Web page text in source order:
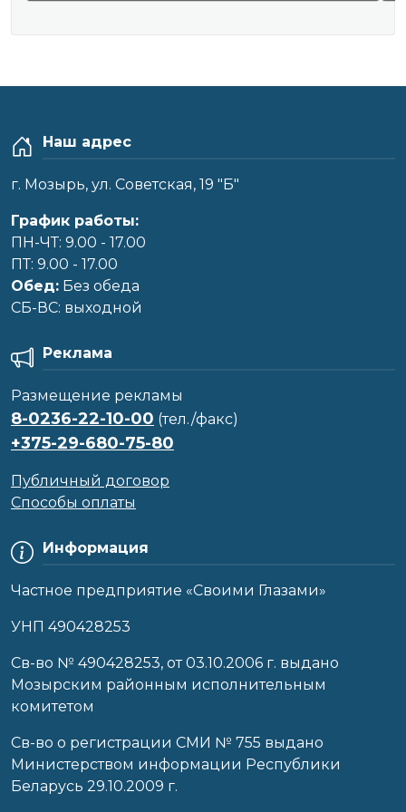
Наш адрес
г. Мозырь, ул. Советская, 19 "Б"
График работы:
ПН-ЧТ: 9.00 - 17.00
ПТ: 9.00 - 17.00
Обед: Без обеда
CБ-ВС: выходной
Информация
Частное предприятие «Своими Глазами»
УНП 490428253
Cв-во № 490428253, от 03.10.2006 г. выдано
Мозырским районным исполнительным
комитетом
Св-во о регистрации СМИ № 755 выдано
Министерством информации Республики
Беларусь 29.10.2009 г.
Реклама
Размещение рекламы
8-0236-22-10-00 (тел./факс)
+375-29-680-75-80
Публичный договор
Способы оплаты